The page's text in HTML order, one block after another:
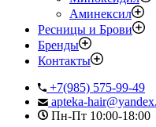
Аминексил
Ресницы и Брови
Бренды
Контакты
+7(985) 575-99-49
apteka-
Пн-Пт 10:00-18:00